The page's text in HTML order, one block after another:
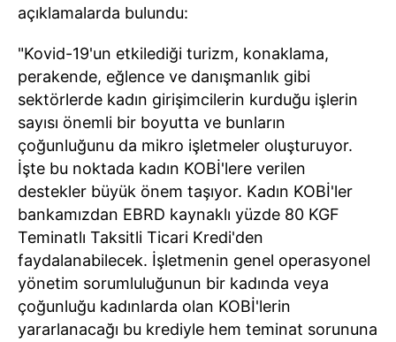
açıklamalarda bulundu:
"Kovid-19'un etkilediği turizm, konaklama,
perakende, eğlence ve danışmanlık gibi
sektörlerde kadın girişimcilerin kurduğu işlerin
sayısı önemli bir boyutta ve bunların
çoğunluğunu da mikro işletmeler oluşturuyor.
İşte bu noktada kadın KOBİ'lere verilen
destekler büyük önem taşıyor. Kadın KOBİ'ler
bankamızdan EBRD kaynaklı yüzde 80 KGF
Teminatlı Taksitli Ticari Kredi'den
faydalanabilecek. İşletmenin genel operasyonel
yönetim sorumluluğunun bir kadında veya
çoğunluğu kadınlarda olan KOBİ'lerin
yararlanacağı bu krediyle hem teminat sorununa